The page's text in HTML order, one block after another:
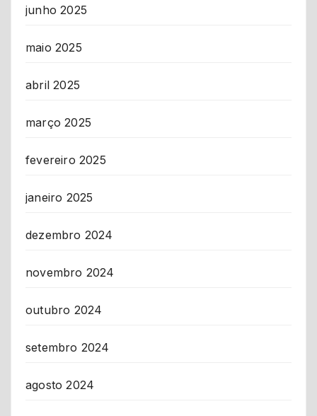
junho 2025
maio 2025
abril 2025
março 2025
fevereiro 2025
janeiro 2025
dezembro 2024
novembro 2024
outubro 2024
setembro 2024
agosto 2024